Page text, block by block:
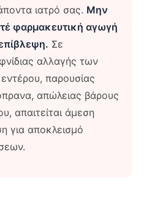
ιατρό σας. Μην
φαρμακευτική αγωγή
Σε
αλλαγής των
παρουσίας
απώλειας βάρους
απαιτείται άμεση
για αποκλεισμό